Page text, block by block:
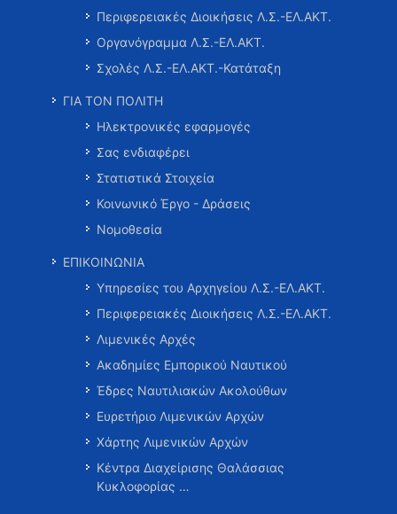
Περιφερειακές Διοικήσεις Λ.Σ.-ΕΛ.ΑΚΤ.
Οργανόγραμμα Λ.Σ.-ΕΛ.ΑΚΤ.
Σχολές Λ.Σ.-ΕΛ.ΑΚΤ.-Κατάταξη
ΓΙΑ ΤΟΝ ΠΟΛΙΤΗ
Ηλεκτρονικές εφαρμογές
Σας ενδιαφέρει
Στατιστικά Στοιχεία
Κοινωνικό Έργο - Δράσεις
Νομοθεσία
ΕΠΙΚΟΙΝΩΝΙΑ
Υπηρεσίες του Αρχηγείου Λ.Σ.-ΕΛ.ΑΚΤ.
Περιφερειακές Διοικήσεις Λ.Σ.-ΕΛ.ΑΚΤ.
Λιμενικές Αρχές
Ακαδημίες Εμπορικού Ναυτικού
Έδρες Ναυτιλιακών Ακολούθων
Ευρετήριο Λιμενικών Αρχών
Χάρτης Λιμενικών Αρχών
Κέντρα Διαχείρισης Θαλάσσιας
Κυκλοφορίας …